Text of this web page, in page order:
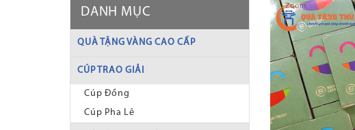
DANH MỤC
QUÀ TẶNG VÀNG CAO CẤP
CÚP TRAO GIẢI
Cúp Đồng
Cúp Pha Lê
Zoom